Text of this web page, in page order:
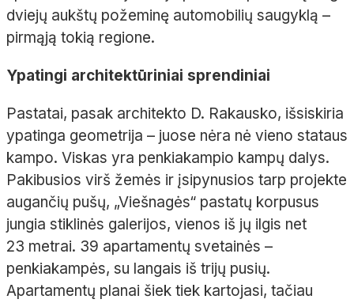
dviejų aukštų požeminę automobilių saugyklą –
pirmąją tokią regione.
Ypatingi architektūriniai sprendiniai
Pastatai, pasak architekto D. Rakausko, išsiskiria
ypatinga geometrija – juose nėra nė vieno stataus
kampo. Viskas yra penkiakampio kampų dalys.
Pakibusios virš žemės ir įsipynusios tarp projekte
augančių pušų, „Viešnagės“ pastatų korpusus
jungia stiklinės galerijos, vienos iš jų ilgis net
23 metrai. 39 apartamentų svetainės –
penkiakampės, su langais iš trijų pusių.
Apartamentų planai šiek tiek kartojasi, tačiau